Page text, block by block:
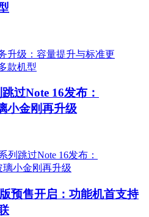
过Note 16发布：
小金刚再升级
预售开启：功能机首支持